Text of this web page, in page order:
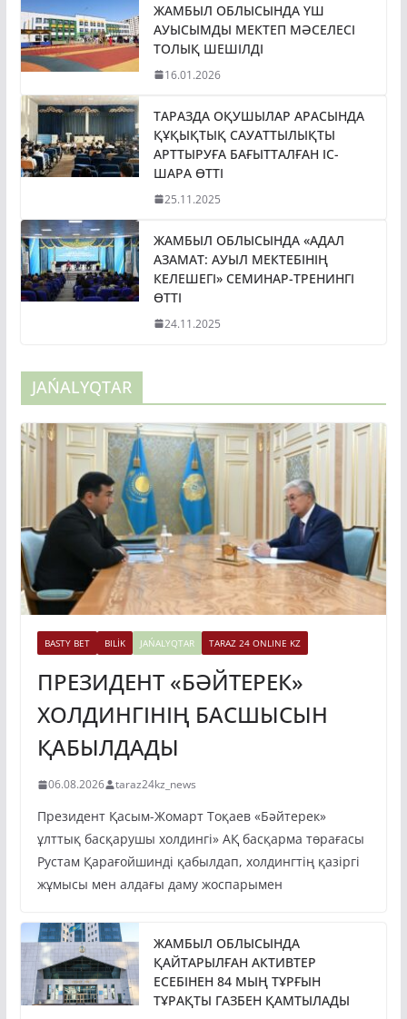
ЖАМБЫЛ ОБЛЫСЫНДА ҮШ
АУЫСЫМДЫ МЕКТЕП МӘСЕЛЕСІ
ТОЛЫҚ ШЕШІЛДІ
16.01.2026
ТАРАЗДА ОҚУШЫЛАР АРАСЫНДА
ҚҰҚЫҚТЫҚ САУАТТЫЛЫҚТЫ
АРТТЫРУҒА БАҒЫТТАЛҒАН ІС-
ШАРА ӨТТІ
25.11.2025
ЖАМБЫЛ ОБЛЫСЫНДА «АДАЛ
АЗАМАТ: АУЫЛ МЕКТЕБІНІҢ
КЕЛЕШЕГІ» СЕМИНАР-ТРЕНИНГІ
ӨТТІ
24.11.2025
JAŃALYQTAR
BASTY BET BILİK JAŃALYQTAR TARAZ 24 ONLINE KZ
ПРЕЗИДЕНТ «БӘЙТЕРЕК»
ХОЛДИНГІНІҢ БАСШЫСЫН
ҚАБЫЛДАДЫ
06.08.2026 taraz24kz_news
Президент Қасым-Жомарт Тоқаев «Бәйтерек»
ұлттық басқарушы холдингі» АҚ басқарма төрағасы
Рустам Қарағойшинді қабылдап, холдингтің қазіргі
жұмысы мен алдағы даму жоспарымен
ЖАМБЫЛ ОБЛЫСЫНДА
ҚАЙТАРЫЛҒАН АКТИВТЕР
ЕСЕБІНЕН 84 МЫҢ ТҰРҒЫН
ТҰРАҚТЫ ГАЗБЕН ҚАМТЫЛАДЫ